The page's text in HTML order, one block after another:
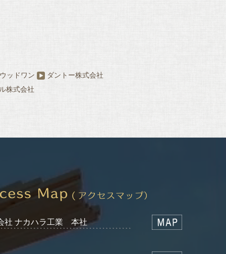
ッドワン
ダントー株式会社
株式会社
社 ナカハラ工業 本社